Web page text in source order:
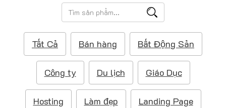
n
u
T
ì
m
i
ế
m
Tất Cả Bán hàng Bất Động Sản
Công ty Du lịch Giáo Dục
Hosting Làm đẹp Landing Page